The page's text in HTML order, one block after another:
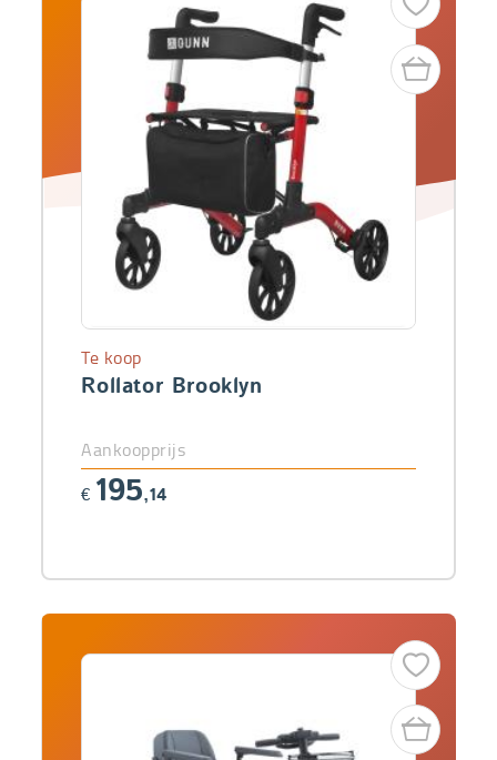
Rollator Brooklyn
Te koop
Aankoopprijs
€ 195,14